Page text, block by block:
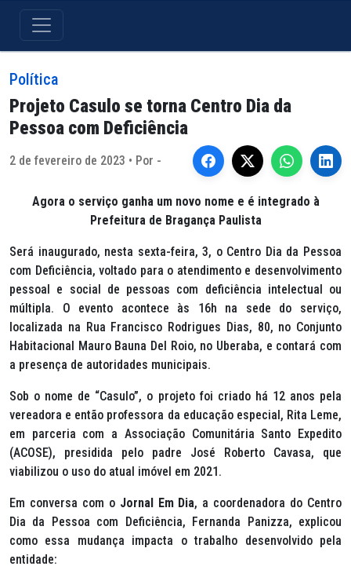
Política
Projeto Casulo se torna Centro Dia da
Pessoa com Deficiência
2 de fevereiro de 2023 • Por -
Agora o serviço ganha um novo nome e é integrado à
Prefeitura de Bragança Paulista
Será inaugurado, nesta sexta-feira, 3, o Centro Dia da Pessoa
com Deficiência, voltado para o atendimento e desenvolvimento
pessoal e social de pessoas com deficiência intelectual ou
múltipla. O evento acontece às 16h na sede do serviço,
localizada na Rua Francisco Rodrigues Dias, 80, no Conjunto
Habitacional Mauro Bauna Del Roio, no Uberaba, e contará com
a presença de autoridades municipais.
Sob o nome de “Casulo”, o projeto foi criado há 12 anos pela
vereadora e então professora da educação especial, Rita Leme,
em parceria com a Associação Comunitária Santo Expedito
(ACOSE), presidida pelo padre José Roberto Cavasa, que
viabilizou o uso do atual imóvel em 2021.
Em conversa com o Jornal Em Dia, a coordenadora do Centro
Dia da Pessoa com Deficiência, Fernanda Panizza, explicou
como essa mudança impacta o trabalho desenvolvido pela
entidade: